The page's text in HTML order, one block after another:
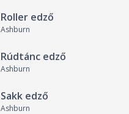
Roller edző
Ashburn
Rúdtánc edző
Ashburn
Sakk edző
Ashburn